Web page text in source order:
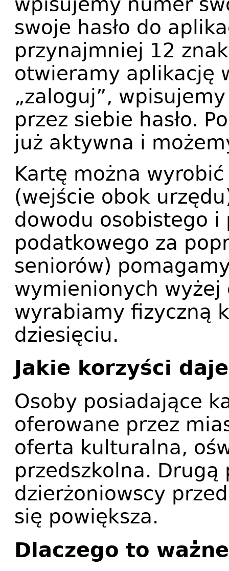
swoje hasło do
przynajmniej 12
otwieramy aplikację
„zaloguj”,
przez siebie hasło.
już aktywna i
Kartę można
(wejście obok
dowodu osobistego i
podatkowego za
seniorów)
wymienionych wyżej
wyrabiamy fizyczną
dziesięciu.
Jakie korzyści
Osoby posiadające
oferowane przez
oferta kulturalna,
przedszkolna.
dzierżoniowscy
się powiększa.
Dlaczego to